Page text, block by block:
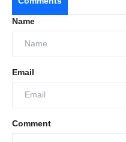
Name
Email
Comment